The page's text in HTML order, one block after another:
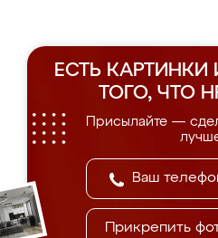
ЕСТЬ КАРТИНКИ
ТОГО, ЧТО
Присылайте —
Прикрепить